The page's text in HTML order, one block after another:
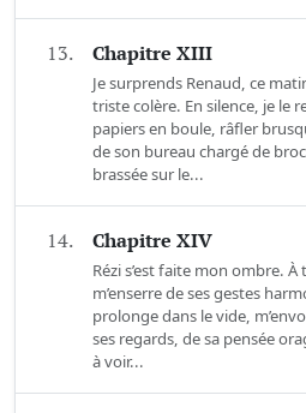
13. Chapitre XIII
Je surprends Renaud, ce
triste colère. En silence, je le
papiers en boule, râfler
de son bureau chargé de
brassée sur le...
14. Chapitre XIV
Rézi s’est faite mon ombre.
m’enserre de ses gestes
prolonge dans le vide,
ses regards, de sa pensée
à voir...